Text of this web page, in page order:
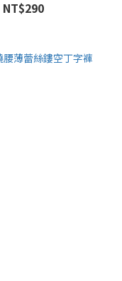
NT$290